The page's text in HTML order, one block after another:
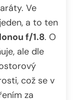
Ve
a to ten
f/1.8. O
ale dle
což se v
za